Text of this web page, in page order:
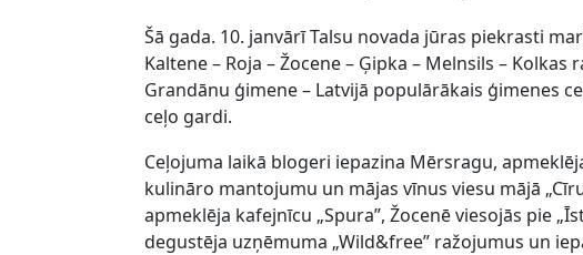
Šā gada. 10. janvārī Talsu novada jūras piekrasti
Kaltene – Roja – Žocene – Ģipka – Melnsils – Kolkas
Grandānu ģimene – Latvijā populārākais ģimenes
ceļo gardi.
Ceļojuma laikā blogeri iepazina Mērsragu,
kulināro mantojumu un mājas vīnus viesu mājā
apmeklēja kafejnīcu „Spura”, Žocenē viesojās pie
degustēja uzņēmuma „Wild&free” ražojumus un